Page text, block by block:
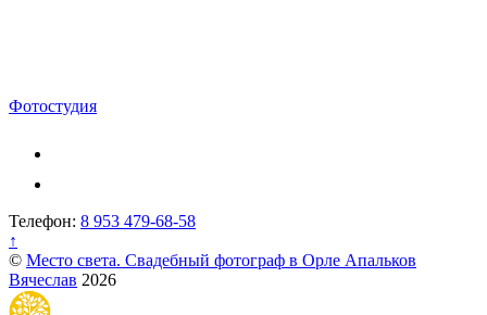
Навигация
Фотостудия
Телефон: 8 953 479-68-58
↑
© Место света. Свадебный фотограф в Орле Апальков
Вячеслав 2026